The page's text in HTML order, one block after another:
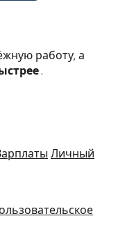
работу, а
.
Личный